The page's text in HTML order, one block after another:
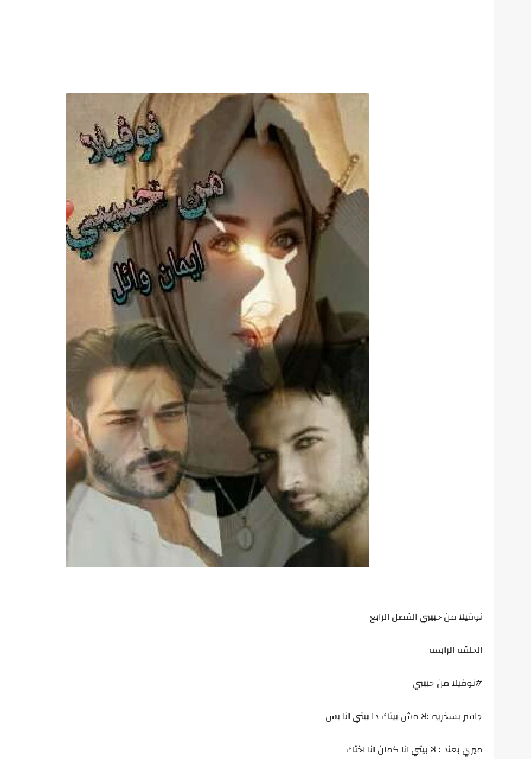
نوفيلا من حبيبي الفصل الرابع
الحلقه الرابعه
#نوفيلا من حبيبي
جاسر بسخريه :لا مش بيتك دا بيتي انا بس
ميري بعند : لا بيتي انا كمان انا اختك